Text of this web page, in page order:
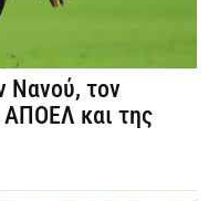
Νανού, τον
και της